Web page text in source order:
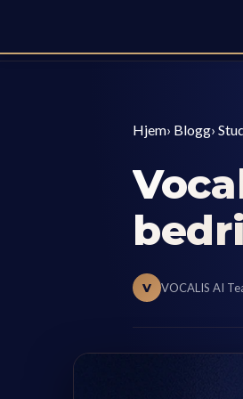
Hjem› Blogg›
V VOCALIS AI